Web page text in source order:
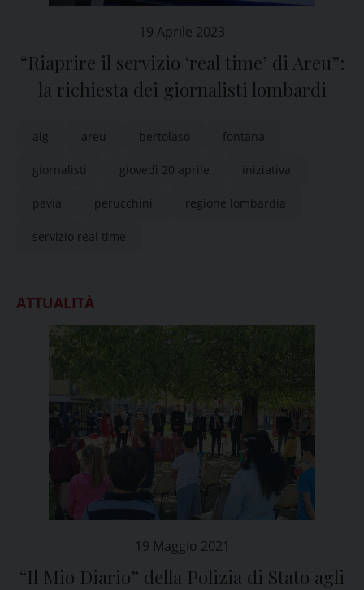
19 Aprile 2023
“Riaprire il servizio ‘real time’ di Areu”:
la richiesta dei giornalisti lombardi
alg areu bertolaso fontana
giornalisti giovedì 20 aprile iniziativa
pavia perucchini regione lombardia
servizio real time
ATTUALITÀ
19 Maggio 2021
“Il Mio Diario” della Polizia di Stato agli